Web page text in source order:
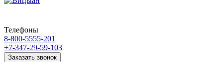
Телефоны
8-800-5555-201
+7-347-29-59-103
Заказать звонок